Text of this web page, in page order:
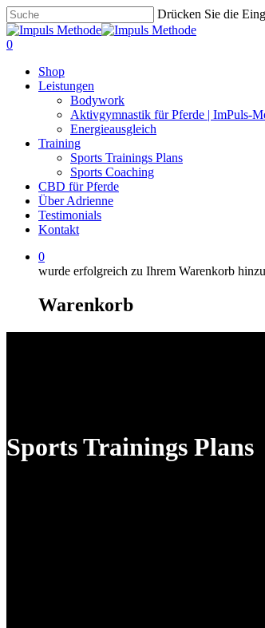
Zum
Hauptinhalt
springen
Drücken Sie die
Suche
schließen
0
Shop
Leistungen
Bodywork
Aktivgymnastik für Pferde |
Energieausgleich
Training
Sports Trainings Plans
Sports Coaching
CBD für Pferde
Über Adrienne
Testimonials
Kontakt
0
wurde erfolgreich zu Ihrem Warenkorb
Warenkorb
Sports Trainings Plans